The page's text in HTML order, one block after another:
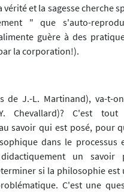
et la sagesse cherche
" que s'auto-
guère à des
la corporation!).
de J.-L. Martinand), va-t-
Chevallard)? C'est tout
savoir qui est posé, pour
dans le processus
un savoir
si la philosophie est
C'est une